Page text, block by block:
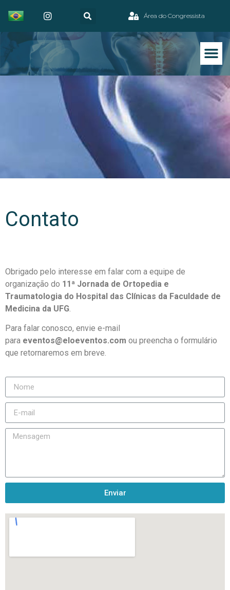
Área do Congressista
Contato
Obrigado pelo interesse em falar com a equipe de
organização do 11ª Jornada de Ortopedia e
Traumatologia do Hospital das Clínicas da Faculdade de
Medicina da UFG
Para falar conosco, envie e-mail
para eventos@eloeventos.com ou preencha o formulário
que retornaremos em breve.
Enviar